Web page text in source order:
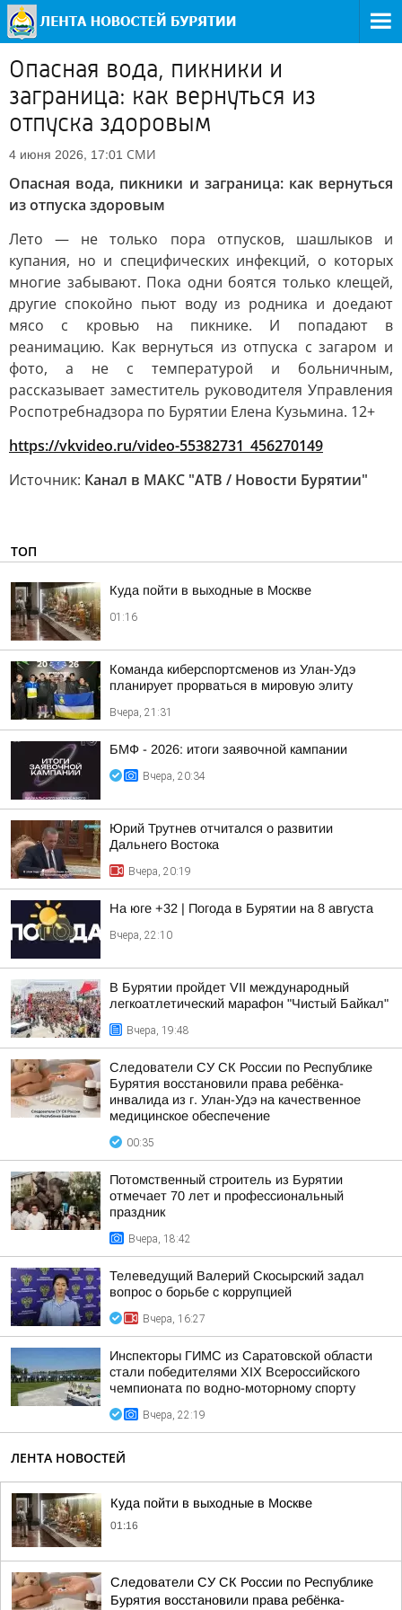
Опасная вода, пикники и
заграница: как вернуться из
отпуска здоровым
4 июня 2026, 17:01 СМИ
Опасная вода, пикники и заграница: как вернуться
из отпуска здоровым
Лето — не только пора отпусков, шашлыков и
купания, но и специфических инфекций, о которых
многие забывают. Пока одни боятся только клещей,
другие спокойно пьют воду из родника и доедают
мясо с кровью на пикнике. И попадают в
реанимацию. Как вернуться из отпуска с загаром и
фото, а не с температурой и больничным,
рассказывает заместитель руководителя Управления
Роспотребнадзора по Бурятии Елена Кузьмина. 12+
https://vkvideo.ru/video-55382731_456270149
Источник: Канал в МАКС "АТВ / Новости Бурятии"
ТОП
Куда пойти в выходные в Москве
01:16
Команда киберспортсменов из Улан-Удэ
планирует прорваться в мировую элиту
Вчера, 21:31
БМФ - 2026: итоги заявочной кампании
Вчера, 20:34
Юрий Трутнев отчитался о развитии
Дальнего Востока
Вчера, 20:19
На юге +32 | Погода в Бурятии на 8 августа
Вчера, 22:10
В Бурятии пройдет VII международный
легкоатлетический марафон "Чистый Байкал"
Вчера, 19:48
Следователи СУ СК России по Республике
Бурятия восстановили права ребёнка-
инвалида из г. Улан-Удэ на качественное
медицинское обеспечение
00:35
Потомственный строитель из Бурятии
отмечает 70 лет и профессиональный
праздник
Вчера, 18:42
Телеведущий Валерий Скосырский задал
вопрос о борьбе с коррупцией
Вчера, 16:27
Инспекторы ГИМС из Саратовской области
стали победителями XIX Всероссийского
чемпионата по водно-моторному спорту
Вчера, 22:19
ЛЕНТА НОВОСТЕЙ
Куда пойти в выходные в Москве
01:16
Следователи СУ СК России по Республике
Бурятия восстановили права ребёнка-